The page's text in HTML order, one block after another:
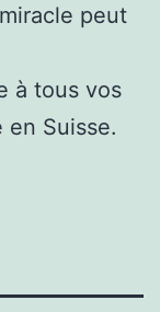
peut
à tous vos
Suisse.